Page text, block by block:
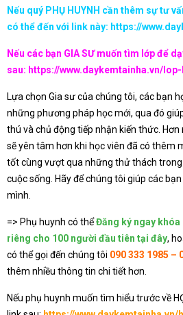
Nếu quý PHỤ HUYNH cần thêm sự tư
có thể đến với link này: https://
Nếu các bạn GIA SƯ muốn tìm lớp để
sau: https://www.daykemtainha.vn/
Lựa chọn Gia sư của chúng tôi, các bạn
những phương pháp học mới, qua đó
thú và chủ động tiếp nhận kiến thức.
sẽ yên tâm hơn khi học viên đã có thêm
tốt cùng vượt qua những thử thách
cuộc sống. Hãy để chúng tôi giúp các
mình.
=> Phụ huynh có thểĐăng ký ngay khóa
riêng cho 100 người đầu tiên tại đây,
có thể gọi đến chúng tôi 090 333 1985 –
thêm nhiều thông tin chi tiết hơn.
Nếu phụ huynh muốn tìm hiểu trước về